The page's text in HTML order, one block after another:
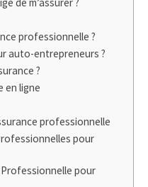
professionnelle ?
auto-entrepreneurs ?
?
en ligne
professionnelle
pour
Professionnelle pour